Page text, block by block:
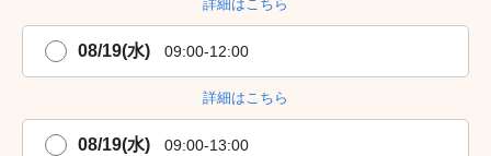
詳細はこちら
08/19(水) 09:00-12:00
詳細はこちら
08/19(水) 09:00-13:00